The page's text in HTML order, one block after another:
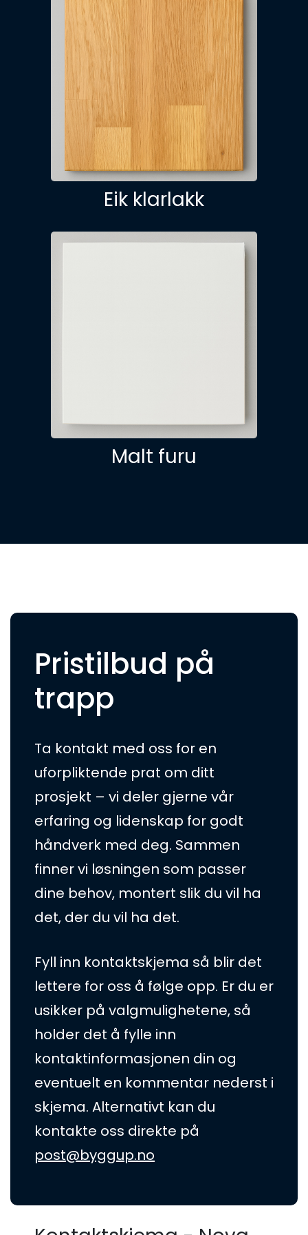
Eik klarlakk
Malt furu
Pristilbud på
trapp
Ta kontakt med oss for en
uforpliktende prat om ditt
prosjekt – vi deler gjerne vår
erfaring og lidenskap for godt
håndverk med deg. Sammen
finner vi løsningen som passer
dine behov, montert slik du vil ha
det, der du vil ha det.
Fyll inn kontaktskjema så blir det
lettere for oss å følge opp. Er du er
usikker på valgmulighetene, så
holder det å fylle inn
kontaktinformasjonen din og
eventuelt en kommentar nederst i
skjema. Alternativt kan du
kontakte oss direkte på
post@byggup.no